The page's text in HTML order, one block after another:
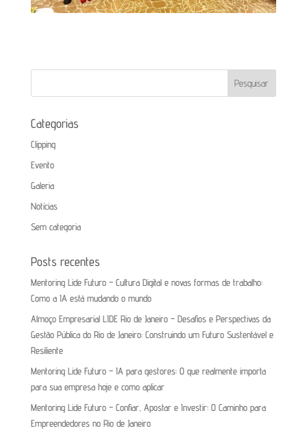
Categorias
Clipping
Evento
Galeria
Notícias
Sem categoria
Posts recentes
Mentoring Lide Futuro – Cultura Digital e novas formas de trabalho:
Como a IA está mudando o mundo
Almoço Empresarial LIDE Rio de Janeiro – Desafios e Perspectivas da
Gestão Pública do Rio de Janeiro: Construindo um Futuro Sustentável e
Resiliente
Mentoring Lide Futuro – IA para gestores: O que realmente importa
para sua empresa hoje e como aplicar
Mentoring Lide Futuro – Confiar, Apostar e Investir: O Caminho para
Empreendedores no Rio de Janeiro